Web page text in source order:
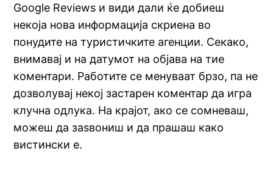
Google Reviews и види дали ќе добиеш
некоја нова информација скриена во
понудите на туристичките агенции. Секако,
внимавај и на датумот на објава на тие
коментари. Работите се менуваат брзо, па не
дозволувај некој застарен коментар да игра
клучна одлука. На крајот, ако се сомневаш,
можеш да заѕвониш и да прашаш како
вистински е.